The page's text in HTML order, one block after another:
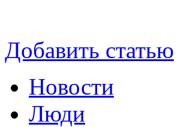
Добавить статью
Новости
Люди